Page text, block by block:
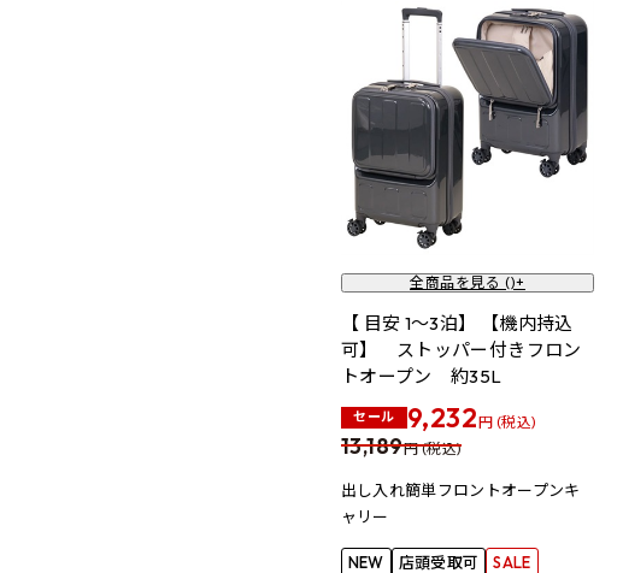
全商品を見る ()+
【 目安 1～3泊】 【機内持込
可】 ストッパー付きフロン
トオープン 約35L
セール 9,232円 (税込)
13,189円 (税込)
出し入れ簡単フロントオープンキ
ャリー
NEW 店頭受取可 SALE